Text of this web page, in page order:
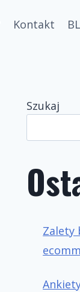
Kontakt
Szukaj
Zalety